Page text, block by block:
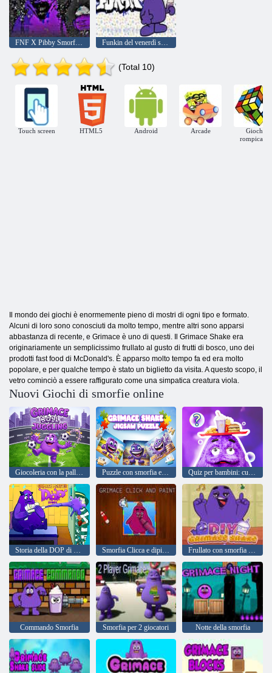
Funkin del venerdì sera contro Grimace Shake
(Total 10)
Touch screen HTML5 Android Arcade
Giochi
rompicapo
Il mondo dei giochi è enormemente pieno di mostri di ogni tipo e formato.
Alcuni di loro sono conosciuti da molto tempo, mentre altri sono apparsi
abbastanza di recente, e Grimace è uno di questi. Il Grimace Shake era
originariamente un semplicissimo frullato al gusto di frutti di bosco, uno dei
prodotti fast food di McDonald's. È apparso molto tempo fa ed era molto
popolare, e per qualche tempo è stato un biglietto da visita. A questo scopo, il
vetro cominciò a essere raffigurato come una simpatica creatura viola.
Nuovi Giochi di smorfie online
Giocoleria con la palla con smorfia Puzzle con smorfia e agitazione Quiz per bambini: curiosità sulla smorfia
Smorfia Clicca e dipingi
Commando Smorfia Smorfia per 2 giocatori Notte della smorfia